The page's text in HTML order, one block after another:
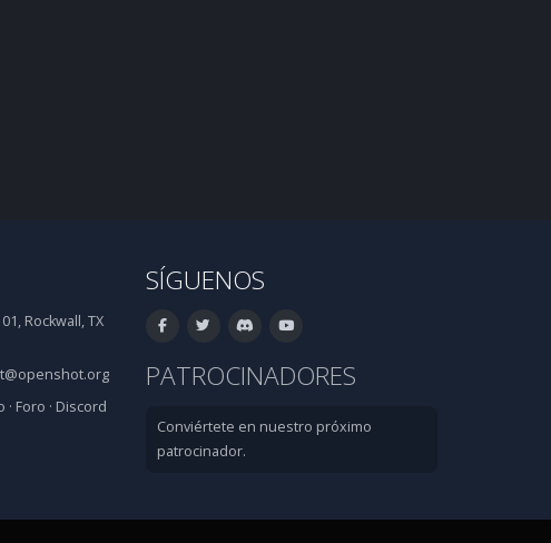
Rockwall, TX
· Foro · Discord
SÍGUENOS
PATROCINADORES
Conviértete en nuestro próximo
patrocinador.